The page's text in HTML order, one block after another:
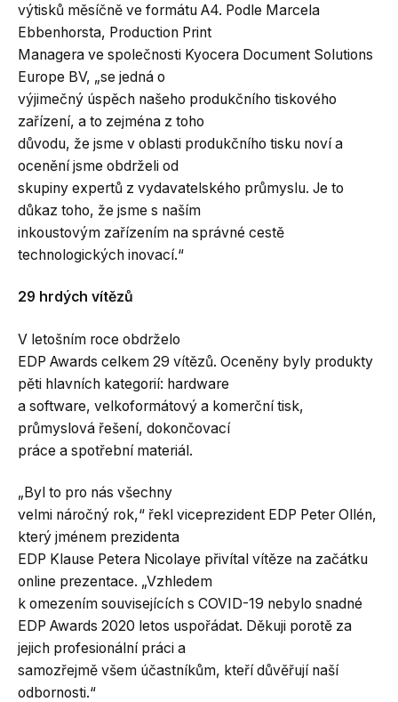
výtisků měsíčně ve formátu A4. Podle Marcela
Ebbenhorsta, Production Print
Managera ve společnosti Kyocera Document Solutions
Europe BV, „se jedná o
výjimečný úspěch našeho produkčního tiskového
zařízení, a to zejména z toho
důvodu, že jsme v oblasti produkčního tisku noví a
ocenění jsme obdrželi od
skupiny expertů z vydavatelského průmyslu. Je to
důkaz toho, že jsme s naším
inkoustovým zařízením na správné cestě
technologických inovací.“
29 hrdých vítězů
V letošním roce obdrželo
EDP Awards celkem 29 vítězů. Oceněny byly produkty
pěti hlavních kategorií: hardware
a software, velkoformátový a komerční tisk,
průmyslová řešení, dokončovací
práce a spotřební materiál.
„Byl to pro nás všechny
velmi náročný rok,“ řekl viceprezident EDP Peter Ollén,
který jménem prezidenta
EDP Klause Petera Nicolaye přivítal vítěze na začátku
online prezentace. „Vzhledem
k omezením souvisejících s COVID-19 nebylo snadné
EDP Awards 2020 letos uspořádat. Děkuji porotě za
jejich profesionální práci a
samozřejmě všem účastníkům, kteří důvěřují naší
odbornosti.“